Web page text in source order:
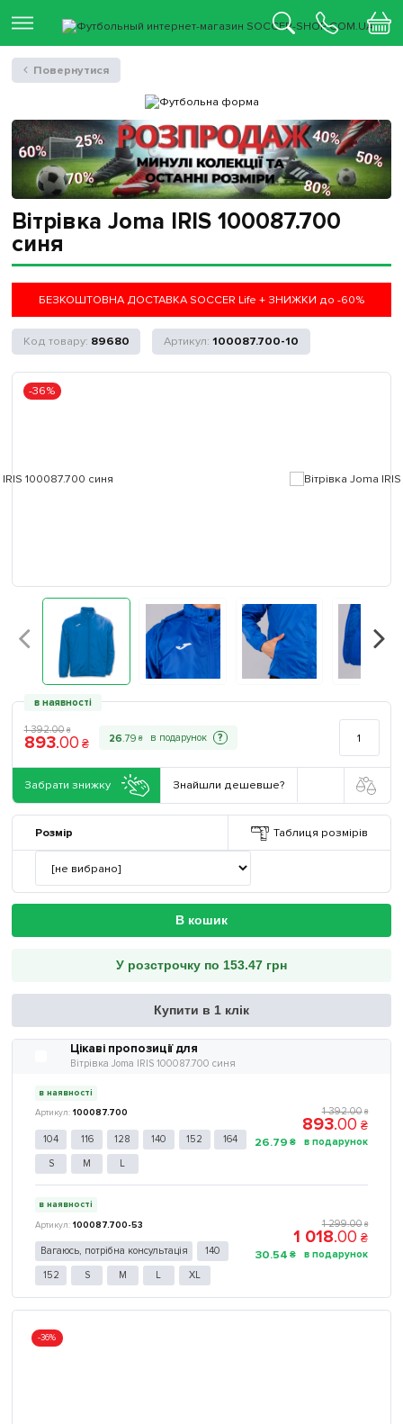
Вітрівка Joma IRIS 100087.700
синя
БЕЗКОШТОВНА ДОСТАВКА SOCCER Life + ЗНИЖКИ до -60%
89680 100087.700-10
-36%
в наявності
1 392.00 ₴
893.00 ₴ 26.79 ₴ ?
Забрати знижку Знайшли дешевше?
Розмір Таблиця розмірів
В кошик
У розстрочку по 153.47 грн
Купити в 1 клік
Цікаві пропозиції для
Вітрівка Joma IRIS 100087.700 синя
в наявності
100087.700
104 116 128 140 152 164
S M L
1 392.00 ₴
893.00 ₴
26.79 ₴
в наявності
100087.700-53
Вагаюсь, потрібна консультація 140
152 S M L XL
1 299.00 ₴
1 018.00 ₴
30.54 ₴
-36%
Повернутися